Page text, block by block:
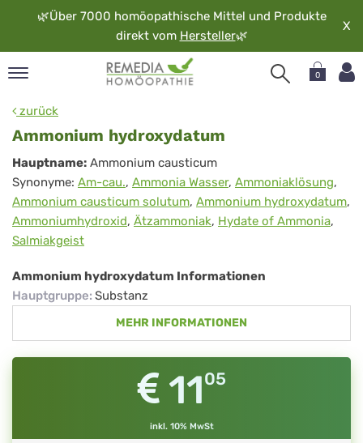
🌿Über 7000 homöopathische Mittel und Produkte
direkt vom Hersteller🌿
X
0
zurück
Ammonium hydroxydatum
Ammonium
hydroxydatum
Hauptname: Ammonium causticum
Synonyme: Am-cau., Ammonia Wasser, Ammoniaklösung,
Ammonium causticum solutum, Ammonium hydroxydatum,
Ammoniumhydroxid, Ätzammoniak, Hydate of Ammonia,
Salmiakgeist
Ammonium hydroxydatum Informationen
Hauptgruppe: Substanz
MEHR INFORMATIONEN
1105
inkl. 10% MwSt